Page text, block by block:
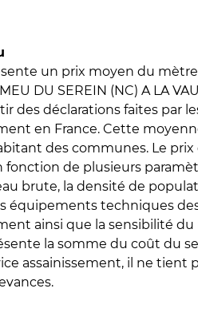
un prix moyen du
DU SEREIN (NC) A LA
des déclarations faites par
en France. Cette
des communes. Le prix
fonction de plusieurs
brute, la densité de
équipements techniques
ainsi que la sensibilité
la somme du coût du
assainissement, il ne tient